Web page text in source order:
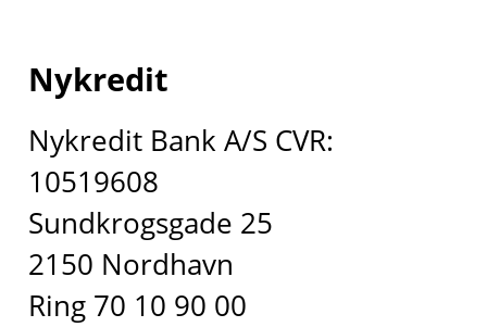
Nykredit
Nykredit Bank A/S CVR:
10519608
Sundkrogsgade 25
2150 Nordhavn
Ring 70 10 90 00